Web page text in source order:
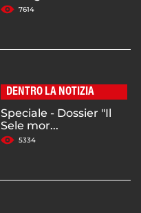
7614
DENTRO LA NOTIZIA
Speciale - Dossier "Il
Sele mor...
5334